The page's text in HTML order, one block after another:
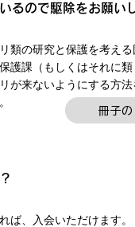
るので駆除をお願い
類の研究と保護を考え
護課（もしくはそれに
が来ないようにする方
冊子
ば、入会いただけます。